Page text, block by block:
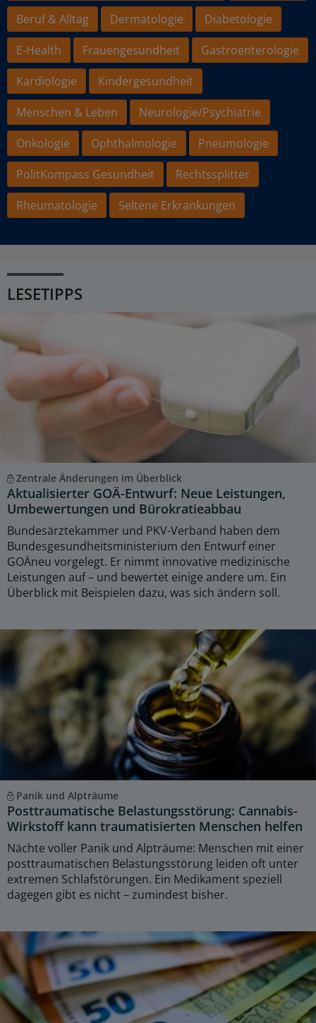
Beruf & Alltag Dermatologie
Diabetologie
E-Health
Frauengesundheit
Gastroenterologie
Kardiologie
Kindergesundheit
Menschen & Leben
Neurologie/Psychiatrie
Onkologie
Ophthalmologie
Pneumologie
PolitKompass Gesundheit
Rechtssplitter
Rheumatologie
Seltene Erkrankungen
LESETIPPS
Zentrale Änderungen im Überblick
Aktualisierter GOÄ-Entwurf: Neue Leistungen,
Umbewertungen und Bürokratieabbau
Bundesärztekammer und PKV-Verband haben dem
Bundesgesundheitsministerium den Entwurf einer
GOÄneu vorgelegt. Er nimmt innovative medizinische
Leistungen auf – und bewertet einige andere um. Ein
Überblick mit Beispielen dazu, was sich ändern soll.
Panik und Alpträume
Posttraumatische Belastungsstörung: Cannabis-
Wirkstoff kann traumatisierten Menschen helfen
Nächte voller Panik und Alpträume: Menschen mit einer
posttraumatischen Belastungsstörung leiden oft unter
extremen Schlafstörungen. Ein Medikament speziell
dagegen gibt es nicht – zumindest bisher.